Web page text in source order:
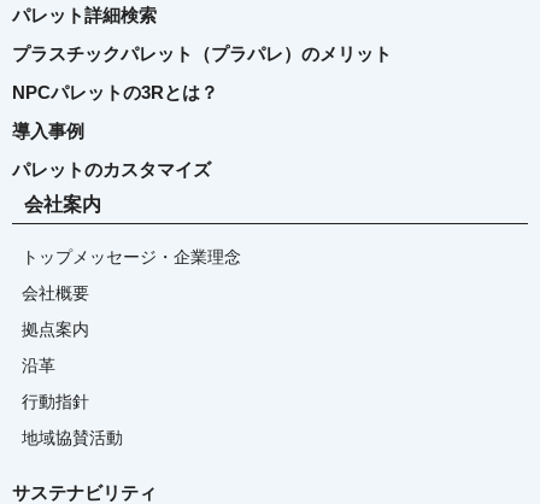
パレット詳細検索
プラスチックパレット（プラパレ）のメリット
NPCパレットの3Rとは？
導入事例
パレットのカスタマイズ
会社案内
トップメッセージ・企業理念
会社概要
拠点案内
沿革
行動指針
地域協賛活動
サステナビリティ